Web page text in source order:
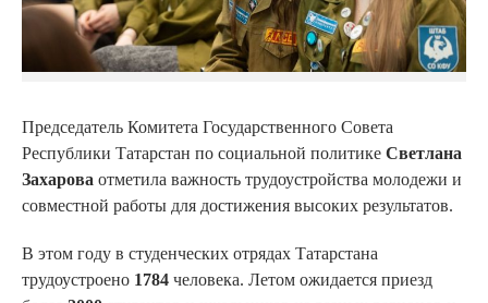
Председатель Комитета Государственного Совета
Республики Татарстан по социальной политике Светлана
Захарова отметила важность трудоустройства молодежи и
совместной работы для достижения высоких результатов.
В этом году в студенческих отрядах Татарстана
трудоустроено 1784 человека. Летом ожидается приезд